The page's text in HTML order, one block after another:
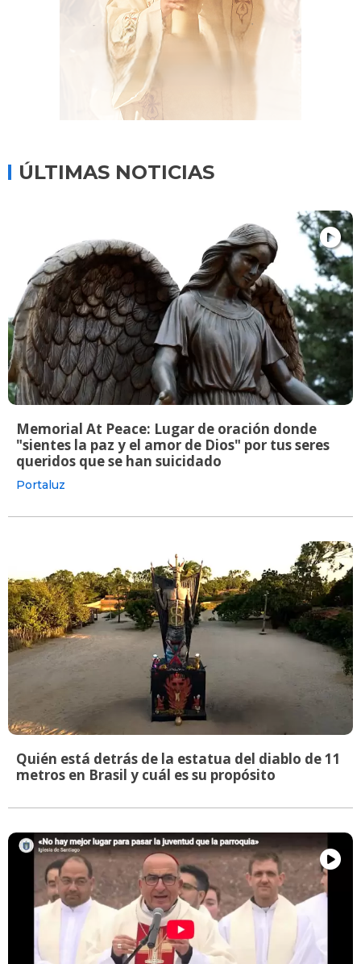
ÚLTIMAS NOTICIAS
Memorial At Peace: Lugar de oración donde
"sientes la paz y el amor de Dios" por tus seres
queridos que se han suicidado
Portaluz
Quién está detrás de la estatua del diablo de 11
metros en Brasil y cuál es su propósito